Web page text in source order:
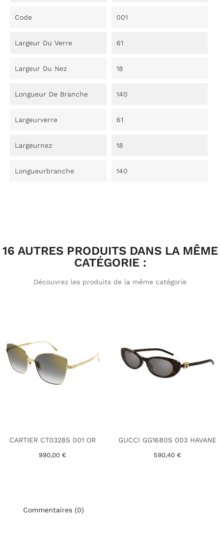
Code 001
Largeur Du Verre 61
Largeur Du Nez 18
Longueur De Branche 140
Largeurverre 61
Largeurnez 18
Longueurbranche 140
16 AUTRES PRODUITS DANS LA MÊME
CATÉGORIE :
Découvrez les produits de la même catégorie
CARTIER CT0328S 001 OR
990,00 €
GUCCI GG1680S 003 HAVANE
590,40 €
Commentaires (0)